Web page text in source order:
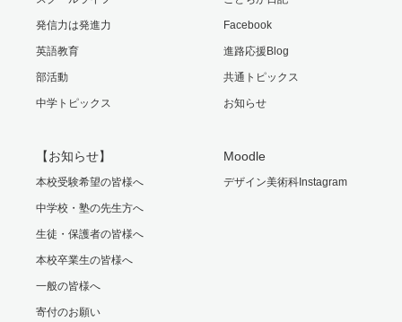
発信力は発進力
英語教育
部活動
中学トピックス
Facebook
進路応援Blog
共通トピックス
お知らせ
【お知らせ】
本校受験希望の皆様へ
中学校・塾の先生方へ
生徒・保護者の皆様へ
本校卒業生の皆様へ
一般の皆様へ
寄付のお願い
Moodle
デザイン美術科Instagram